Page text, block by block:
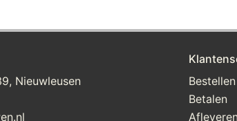
Nieuwleusen
Bestellen
Betalen
Afleveren